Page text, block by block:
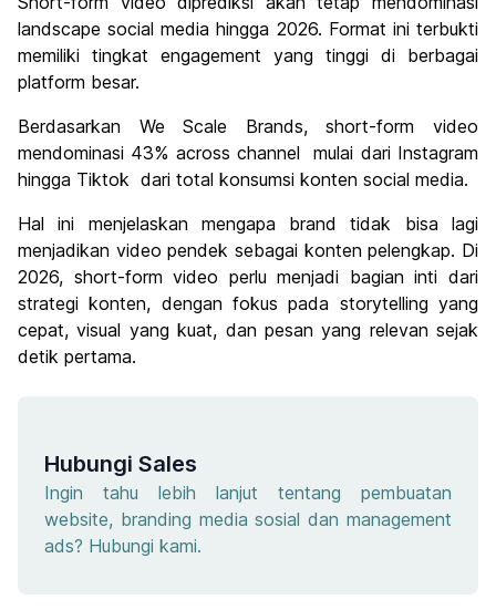
landscape social media hingga 2026. Format ini terbukti
memiliki tingkat engagement yang tinggi di berbagai
platform besar.
Berdasarkan We Scale Brands, short-form video
mendominasi 43% across channel mulai dari Instagram
hingga Tiktok dari total konsumsi konten social media.
Hal ini menjelaskan mengapa brand tidak bisa lagi
menjadikan video pendek sebagai konten pelengkap. Di
2026, short-form video perlu menjadi bagian inti dari
strategi konten, dengan fokus pada storytelling yang
cepat, visual yang kuat, dan pesan yang relevan sejak
detik pertama.
Hubungi Sales
Ingin tahu lebih lanjut tentang pembuatan
website, branding media sosial dan management
ads? Hubungi kami.